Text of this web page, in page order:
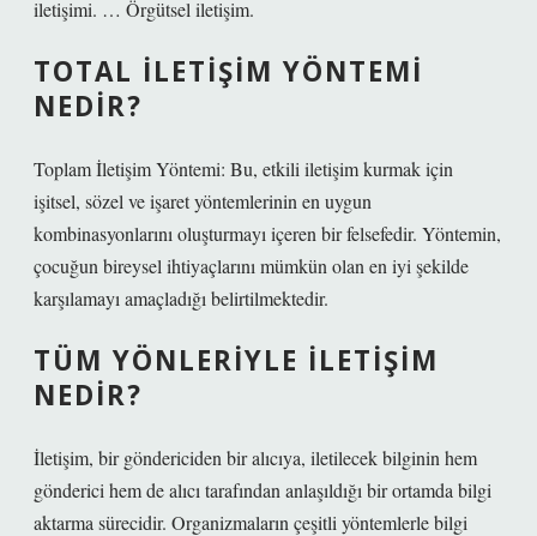
iletişimi. … Örgütsel iletişim.
TOTAL ILETIŞIM YÖNTEMI
NEDIR?
Toplam İletişim Yöntemi: Bu, etkili iletişim kurmak için
işitsel, sözel ve işaret yöntemlerinin en uygun
kombinasyonlarını oluşturmayı içeren bir felsefedir. Yöntemin,
çocuğun bireysel ihtiyaçlarını mümkün olan en iyi şekilde
karşılamayı amaçladığı belirtilmektedir.
TÜM YÖNLERIYLE ILETIŞIM
NEDIR?
İletişim, bir göndericiden bir alıcıya, iletilecek bilginin hem
gönderici hem de alıcı tarafından anlaşıldığı bir ortamda bilgi
aktarma sürecidir. Organizmaların çeşitli yöntemlerle bilgi